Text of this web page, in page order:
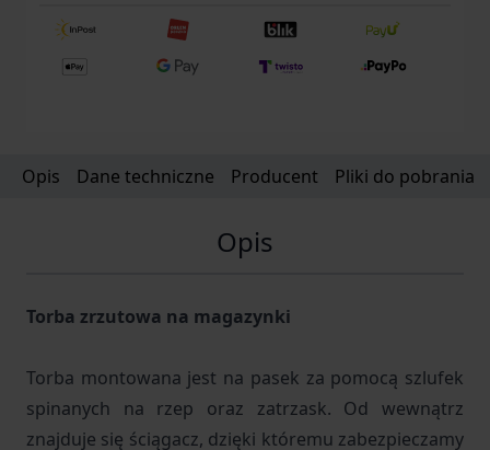
Opis Dane techniczne Producent Pliki do pobrania
Opis
Torba zrzutowa na magazynki
Torba montowana jest na pasek za pomocą szlufek
spinanych na rzep oraz zatrzask. Od wewnątrz
znajduje się ściągacz, dzięki któremu zabezpieczamy